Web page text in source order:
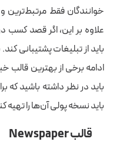
خوانندگان فقط مرتبط‌ترین
علاوه بر این، اگر قصد کسب
باید از تبلیغات پشتیبانی
ادامه برخی از بهترین قالب
باید در نظر داشته باشید که
باید نسخه پولی آن‌ها را تهیه
قالب Newspaper